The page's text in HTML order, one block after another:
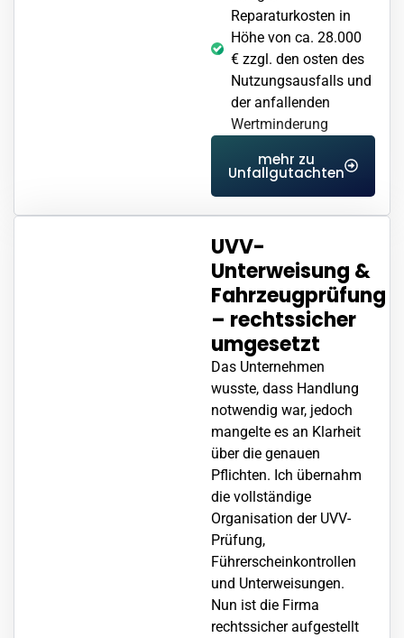
Reparaturkosten in
Höhe von ca. 28.000
€ zzgl. den osten des
Nutzungsausfalls und
der anfallenden
Wertminderung
mehr zu
Unfallgutachten
UVV-
Unterweisung &
Fahrzeugprüfung
– rechtssicher
umgesetzt
Das Unternehmen
wusste, dass Handlung
notwendig war, jedoch
mangelte es an Klarheit
über die genauen
Pflichten. Ich übernahm
die vollständige
Organisation der UVV-
Prüfung,
Führerscheinkontrollen
und Unterweisungen.
Nun ist die Firma
rechtssicher aufgestellt